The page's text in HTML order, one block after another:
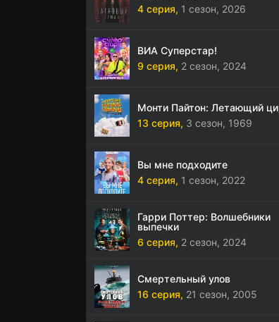
4 серия, 1 сезон, 2026
ВИА Суперстар!
9 серия, 2 сезон, 2024
Монти Пайтон: Летающий
13 серия, 3 сезон, 1969
Вы мне подходите
4 серия, 1 сезон, 2022
Гарри Поттер: Волшебники
выпечки
6 серия, 2 сезон, 2024
Смертельный улов
16 серия, 21 сезон, 2005